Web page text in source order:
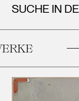
SUCHE IN